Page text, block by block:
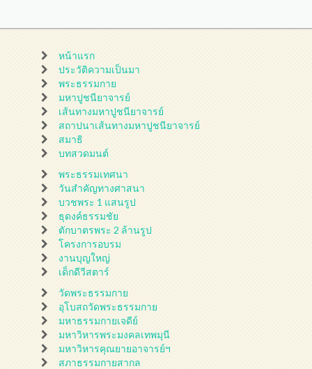
หน้าแรก
ประวัติความเป็นมา
พระธรรมกาย
มหาปูชนียาจารย์
เส้นทางมหาปูชนียาจารย์
สถาปนาเส้นทางมหาปูชนียาจารย์
สมาธิ
บทสวดมนต์
พระธรรมเทศนา
วันสำคัญทางศาสนา
บวชพระ 1 แสนรูป
ธุดงค์ธรรมชัย
ตักบาตรพระ 2 ล้านรูป
โครงการอบรม
งานบุญใหญ่
เด็กดีวีสตาร์
วัดพระธรรมกาย
อุโบสถวัดพระธรรมกาย
มหาธรรมกายเจดีย์
มหาวิหารพระมงคลเทพมุนี
มหาวิหารคุณยายอาจารย์ฯ
สภาธรรมกายสากล